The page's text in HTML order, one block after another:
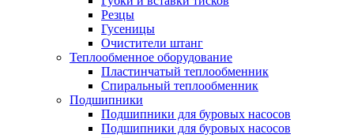
Резцы
Гусеницы
Очистители штанг
Теплообменное оборудование
Пластинчатый теплообменник
Спиральный теплообменник
Подшипники
Подшипники для буровых насосов
Подшипники для буровых насосов